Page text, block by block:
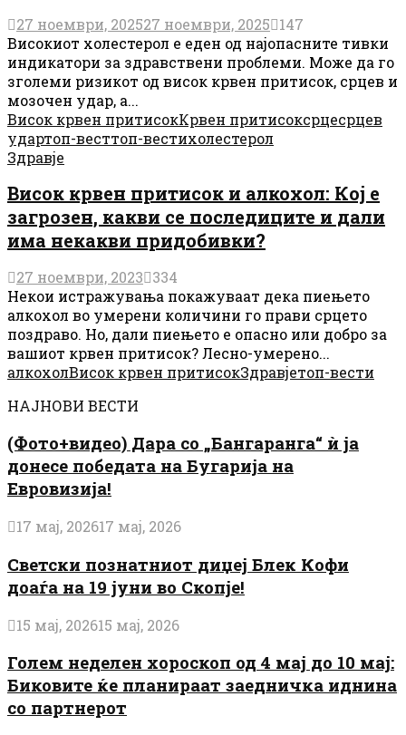
27 ноември, 202527 ноември, 2025 147
Високиот холестерол е еден од најопасните тивки
индикатори за здравствени проблеми. Може да го
зголеми ризикот од висок крвен притисок, срцев и
мозочен удар, а...
Висок крвен притисокКрвен притисоксрцесрцев
удартоп-весттоп-вестихолестерол
Здравје
Висок крвен притисок и алкохол: Кој е
загрозен, какви се последиците и дали
има некакви придобивки?
27 ноември, 2023 334
Некои истражувања покажуваат дека пиењето
алкохол во умерени количини го прави срцето
поздраво. Но, дали пиењето е опасно или добро за
вашиот крвен притисок? Лесно-умерено...
алкохолВисок крвен притисокЗдравјетоп-вести
НАЈНОВИ ВЕСТИ
(Фото+видео) Дара со „Бангаранга“ ѝ ја
донесе победата на Бугарија на
Евровизија!
17 мај, 202617 мај, 2026
Светски познатниот диџеј Блек Кофи
доаѓа на 19 јуни во Скопје!
15 мај, 202615 мај, 2026
Голем неделен хороскоп од 4 мај до 10 мај:
Биковите ќе планираат заедничка иднина
со партнерот